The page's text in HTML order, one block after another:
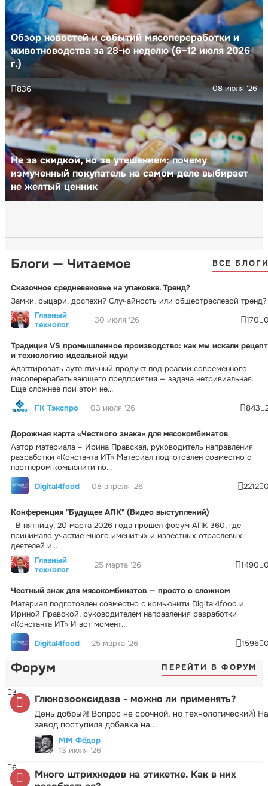
Обзор новостей и событий мясопереработки и
животноводства за 28-ю неделю (6–12 июля 2026
г.)
Не за скидкой, но за утешением: почему
измученный покупатель на самом деле выбирает
не желтый ценник
08 июля '26
836
Блоги — Читаемое ВСЕ
Сказочное средневековье на упаковке. Тренд?
Замки, рыцари, доспехи? Случайность или общеотраслевой тренд?
Главный
технолог
30 июля '26 170
Традиция VS промышленное производство: как мы искали рецепт
и технологию идеальной ндуи
Адаптировать аутентичный продукт под реалии современного
мясоперерабатывающего предприятия — задача нетривиальная.
Еще сложнее при этом не...
ГК Тэкспро
03 июля '26 843
Дорожная карта «Честного знака» для мясокомбинатов
Автор материала – Ирина Правская, руководитель направления
разработки «Константа ИТ» Материал подготовлен совместно с
партнером комьюнити по...
Digital4food
08 апреля '26 2212
Конференция "Будущее АПК" (Видео выступлений)
В пятницу, 20 марта 2026 года прошел форум АПК 360, где
принимало участие много именитых и известных отраслевых
деятелей и...
Главный
технолог
25 марта '26 1490
Честный знак для мясокомбинатов — просто о сложном
Материал подготовлен совместно с комьюнити Digital4food и
Ириной Правской, руководителем направления разработки
«Константа ИТ» И вот момент...
Digital4food
25 марта '26 1596
Форум ПЕРЕЙТИ В ФОРУМ
Глюкозооксидаза - можно ли применять?
День добрый! Вопрос не срочной, но технологический) На
завод поступила добавка на...
3
ММ Фёдор
13 июля '26
Много штрихкодов на этикетке. Как в них
6